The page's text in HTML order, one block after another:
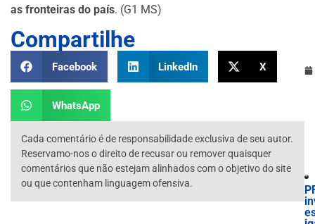
as fronteiras do país. (G1 MS)
Compartilhe
Facebook LinkedIn X
WhatsApp
Cada comentário é de responsabilidade exclusiva de seu autor.
Reservamo-nos o direito de recusar ou remover quaisquer
comentários que não estejam alinhados com o objetivo do site
ou que contenham linguagem ofensiva.